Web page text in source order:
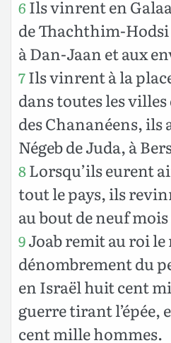
6 Ils vinrent en
de Thachthim-
à Dan-Jaan et aux
7Ils vinrent à la
dans toutes les villes
des Chananéens,
Négeb de Juda, à
8Lorsqu’ils eurent
tout le pays, ils
au bout de neuf
9Joab remit au roi le
dénombrement du
en Israël huit cent
guerre tirant l’épée,
cent mille hommes.